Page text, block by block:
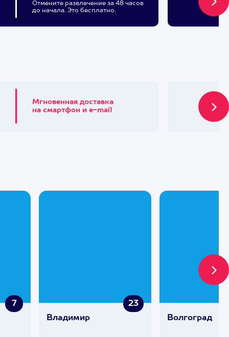
Отмените развлечение за 48 часов
до начала. Это бесплатно.
Мгновенная доставка
на смартфон и e-mail
7
23
Владимир
Волгоград